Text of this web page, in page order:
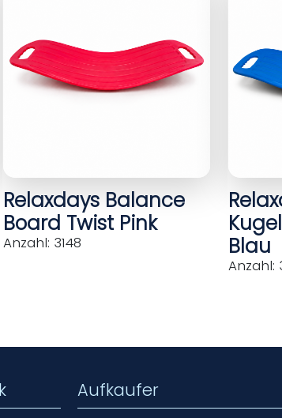
Relaxdays Balance
Board Twist Pink
Anzahl: 3148
Blau
Anzahl:
Aufkaufer